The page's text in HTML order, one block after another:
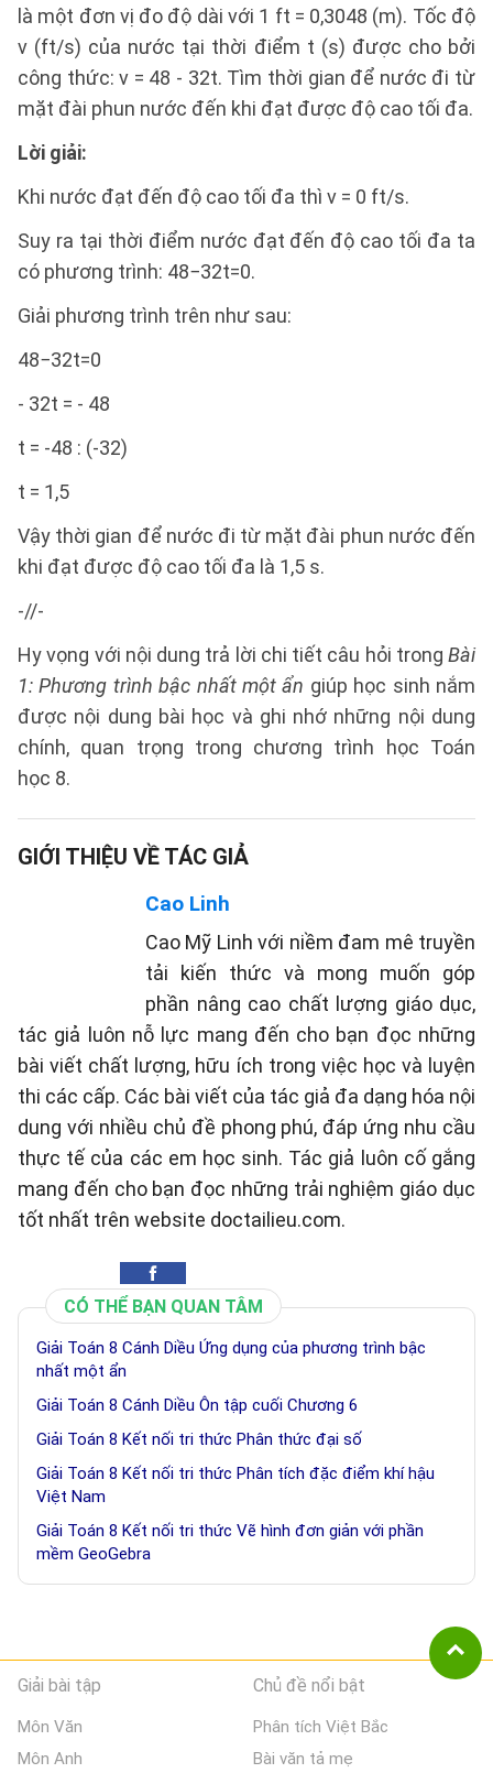
là một đơn vị đo độ dài với 1 ft = 0,3048 (m). Tốc độ
v (ft/s) của nước tại thời điểm t (s) được cho bởi
công thức: v = 48 - 32t. Tìm thời gian để nước đi từ
mặt đài phun nước đến khi đạt được độ cao tối đa.
Lời giải:
Khi nước đạt đến độ cao tối đa thì v = 0 ft/s.
Suy ra tại thời điểm nước đạt đến độ cao tối đa ta
có phương trình: 48−32t=0.
Giải phương trình trên như sau:
48−32t=0
- 32t = - 48
t = -48 : (-32)
t = 1,5
Vậy thời gian để nước đi từ mặt đài phun nước đến
khi đạt được độ cao tối đa là 1,5 s.
-//-
Hy vọng với nội dung trả lời chi tiết câu hỏi trong Bài
1: Phương trình bậc nhất một ẩn giúp học sinh nắm
được nội dung bài học và ghi nhớ những nội dung
chính, quan trọng trong chương trình học Toán
học 8.
GIỚI THIỆU VỀ TÁC GIẢ
Cao Linh
Cao Mỹ Linh với niềm đam mê truyền
tải kiến thức và mong muốn góp
phần nâng cao chất lượng giáo dục,
tác giả luôn nỗ lực mang đến cho bạn đọc những
bài viết chất lượng, hữu ích trong việc học và luyện
thi các cấp. Các bài viết của tác giả đa dạng hóa nội
dung với nhiều chủ đề phong phú, đáp ứng nhu cầu
thực tế của các em học sinh. Tác giả luôn cố gắng
mang đến cho bạn đọc những trải nghiệm giáo dục
tốt nhất trên website doctailieu.com.
CÓ THỂ BẠN QUAN TÂM
Giải Toán 8 Cánh Diều Ứng dụng của phương trình bậc
nhất một ẩn
Giải Toán 8 Cánh Diều Ôn tập cuối Chương 6
Giải Toán 8 Kết nối tri thức Phân thức đại số
Giải Toán 8 Kết nối tri thức Phân tích đặc điểm khí hậu
Việt Nam
Giải Toán 8 Kết nối tri thức Vẽ hình đơn giản với phần
mềm GeoGebra
Giải bài tập
Môn Văn
Môn Anh
Chủ đề nổi bật
Phân tích Việt Bắc
Bài văn tả mẹ